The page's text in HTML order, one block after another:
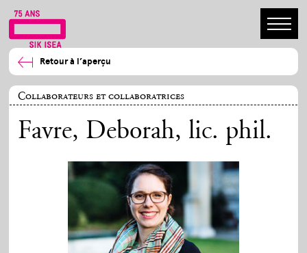
Retour à l’aperçu
Collaborateurs et collaboratrices
Favre, Deborah, lic. phil.